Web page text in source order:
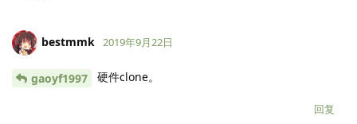
bestmmk 2019年9月22日
gaoyf1997 硬件clone。
回复